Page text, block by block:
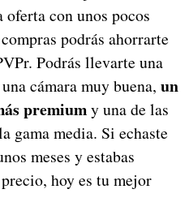
oferta con unos pocos
podrás ahorrarte
Podrás llevarte una
cámara muy buena, un
premiumy una de las
gama media. Si echaste
meses y estabas
hoy es tu mejor